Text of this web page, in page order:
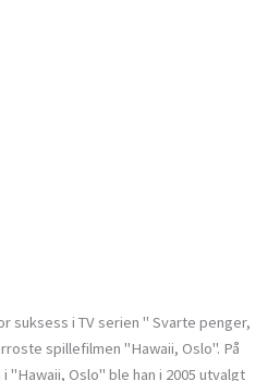
suksess i TV serien " Svarte penger,
spillefilmen "Hawaii, Oslo". På
"Hawaii, Oslo" ble han i 2005 utvalgt